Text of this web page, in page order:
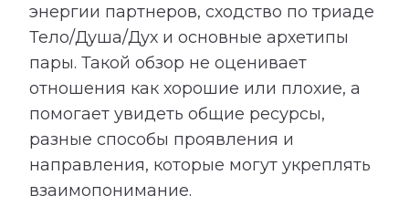
энергии партнеров, сходство по триаде
Тело/Душа/Дух и основные архетипы
пары. Такой обзор не оценивает
отношения как хорошие или плохие, а
помогает увидеть общие ресурсы,
разные способы проявления и
направления, которые могут укреплять
взаимопонимание.